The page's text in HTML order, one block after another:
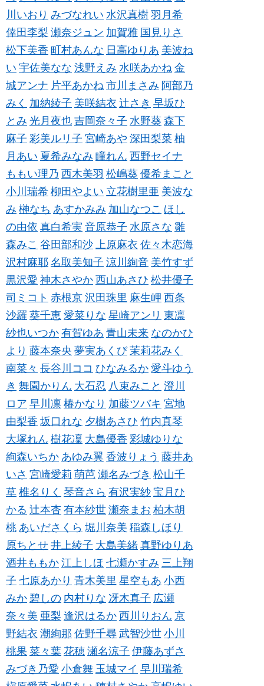
川いおり みづなれい 水沢真樹 羽月希
倖田李梨 瀬奈ジュン 加賀雅 国見りさ
松下美香 町村あんな 日高ゆりあ 美波ね
い 宇佐美なな 浅野えみ 水咲あかね 金
城アンナ 片平あかね 市川まさみ 阿部乃
みく 加納綾子 美咲結衣 辻さき 早坂ひ
とみ 光月夜也 吉岡奈々子 水野葵 森下
麻子 彩美ルリ子 宮崎あや 深田梨菜 柚
月あい 夏希みなみ 瞳れん 西野セイナ
ももい理乃 西木美羽 松嶋葵 優希まこと
小川瑞希 柳田やよい 立花樹里亜 美波な
み 榊なち あすかみみ 加山なつこ ほし
の由依 真白希実 音原恭子 水原さな 雛
森みこ 谷田部和沙 上原麻衣 佐々木恋海
沢村麻耶 名取美知子 涼川絢音 美竹すず
黒沢愛 神木さやか 西山あさひ 松井優子
司ミコト 赤根京 沢田珠里 麻生岬 西条
沙羅 葵千恵 愛菜りな 星崎アンリ 東凛
紗也いつか 有賀ゆあ 青山未来 なのかひ
より 藤本奈央 夢実あくび 茉莉花みく
南菜々 長谷川ココ ひなみるか 愛斗ゆう
き 舞園かりん 大石忍 八束みこと 澄川
ロア 早川凛 椿かなり 加藤ツバキ 宮地
由梨香 坂口れな 夕樹あさひ 竹内真琴
大塚れん 樹花凜 大島優香 彩城ゆりな
絢森いちか あゆみ翼 香波りょう 藤井あ
いさ 宮崎愛莉 萌芭 瀬名みづき 松山千
草 椎名りく 琴音さら 有沢実紗 宝月ひ
かる 辻本杏 有本紗世 瀬奈まお 柏木胡
桃 あいださくら 堀川奈美 稲森しほり
原ちとせ 井上綾子 大島美緒 真野ゆりあ
酒井ももか 江上しほ 七瀬かすみ 三上翔
子 七原あかり 青木美里 星空もあ 小西
みか 碧しの 内村りな 冴木真子 広瀬
奈々美 亜梨 逢沢はるか 西川りおん 京
野結衣 潮絢那 佐野千尋 武智沙世 小川
桃果 菜々葉 花穂 瀬名涼子 伊藤あずさ
みづき乃愛 小倉舞 玉城マイ 早川瑞希